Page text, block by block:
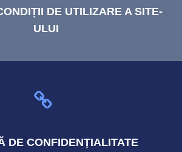
DE UTILIZARE A SITE-
ULUI
DE CONFIDENȚIALITATE